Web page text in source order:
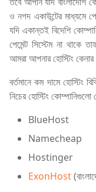
ও নগদ একাউন্টের মাধ্যমে
যদি একান্তই বিদেশি
পেমেন্ট সিস্টেম না থাকে
আমরা আপনার হোস্টিং কেনার
বর্তমানে কম দামে
নিচের হোস্টিং
BlueHost
Namecheap
Hostinger
ExonHost